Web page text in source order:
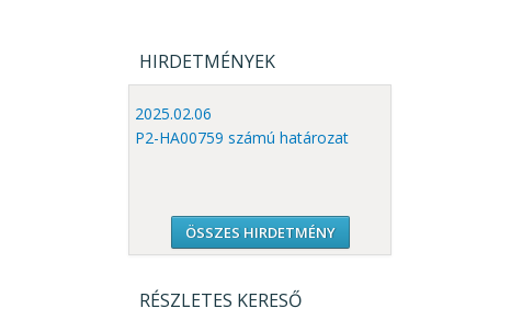
HIRDETMÉNYEK
2025.02.06
P2-HA00759 számú határozat
ÖSSZES HIRDETMÉNY
RÉSZLETES KERESŐ